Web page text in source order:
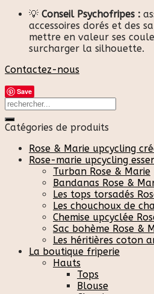
💡 Conseil Psychofripes :
accessoires dorés et des
mettre en valeur ses
surcharger la silhouette.
Contactez-nous
Save
Catégories de produits
Rose & Marie upcycling
Rose-marie upcycling
Turban Rose & Marie
Bandanas Rose &
Les tops torsadés
Les chouchoux de
Chemise upcyclée
Sac bohème Rose &
Les héritières coton
La boutique friperie
Hauts
Tops
Blouse